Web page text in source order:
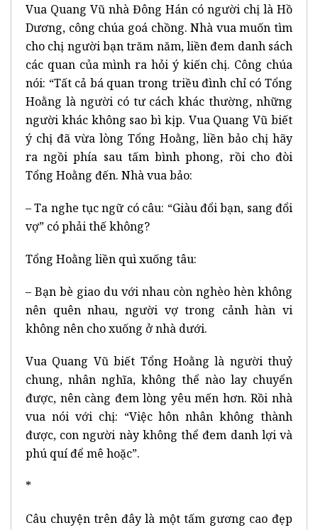
Vua Quang Vũ nhà Đông Hán có người chị là Hồ
Dương, công chúa goá chồng. Nhà vua muốn tìm
cho chị người bạn trăm năm, liền đem danh sách
các quan của mình ra hỏi ý kiến chị. Công chúa
nói: “Tất cả bá quan trong triều đình chỉ có Tổng
Hoằng là người có tư cách khác thường, những
người khác không sao bì kịp. Vua Quang Vũ biết
ý chị đã vừa lòng Tổng Hoằng, liền bảo chị hãy
ra ngồi phía sau tấm bình phong, rồi cho đòi
Tổng Hoằng đến. Nhà vua bảo:
– Ta nghe tục ngữ có câu: “Giàu đổi bạn, sang đổi
vợ” có phải thế không?
Tổng Hoằng liền quì xuống tâu:
– Bạn bè giao du với nhau còn nghèo hèn không
nên quên nhau, người vợ trong cảnh hàn vi
không nên cho xuống ở nhà dưới.
Vua Quang Vũ biết Tổng Hoằng là người thuỷ
chung, nhân nghĩa, không thể nào lay chuyển
được, nên càng đem lòng yêu mến hơn. Rồi nhà
vua nói với chị: “Việc hôn nhân không thành
được, con người này không thể đem danh lợi và
phú quí để mê hoặc”.
*
Câu chuyện trên đây là một tấm gương cao đẹp